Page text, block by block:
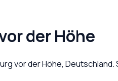
der Höhe
vor der Höhe, Deutschland.